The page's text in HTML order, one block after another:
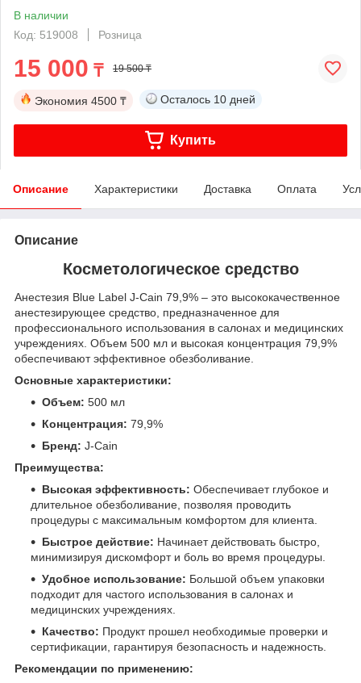
В наличии
Код: 519008
Розница
15 000 ₸ 19 500 ₸
Экономия 4500 ₸ Осталось 10 дней
Купить
Описание Характеристики Доставка Оплата
Описание
Косметологическое средство
Анестезия Blue Label J-Cain 79,9% – это высококачественное
анестезирующее средство, предназначенное для
профессионального использования в салонах и медицинских
учреждениях. Объем 500 мл и высокая концентрация 79,9%
обеспечивают эффективное обезболивание.
Основные характеристики:
Объем: 500 мл
Концентрация: 79,9%
Бренд: J-Cain
Преимущества:
Высокая эффективность: Обеспечивает глубокое и
длительное обезболивание, позволяя проводить
процедуры с максимальным комфортом для клиента.
Быстрое действие: Начинает действовать быстро,
минимизируя дискомфорт и боль во время процедуры.
Удобное использование: Большой объем упаковки
подходит для частого использования в салонах и
медицинских учреждениях.
Качество: Продукт прошел необходимые проверки и
сертификации, гарантируя безопасность и надежность.
Рекомендации по применению: